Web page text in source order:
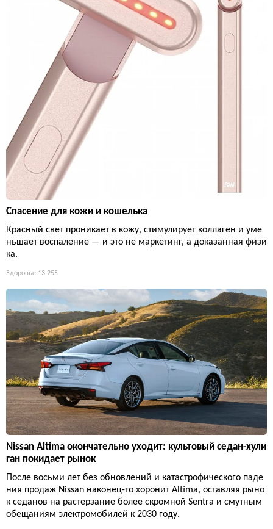
Спасение для кожи и кошелька
Красный свет проникает в кожу, стимулирует коллаген и уме
ньшает воспаление — и это не маркетинг, а доказанная физи
ка.
Здоровье 13 255
Nissan Altima окончательно уходит: культовый седан-хули
ган покидает рынок
После восьми лет без обновлений и катастрофического паде
ния продаж Nissan наконец-то хоронит Altima, оставляя рыно
к седанов на растерзание более скромной Sentra и смутным
обещаниям электромобилей к 2030 году.